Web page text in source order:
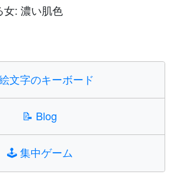
女: 濃い肌色
文字のキーボード
📝 Blog
🕹️集中ゲーム